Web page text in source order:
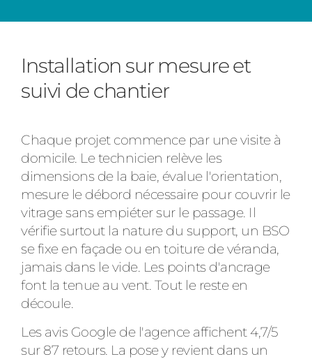
Installation sur mesure et
suivi de chantier
Chaque projet commence par une visite à
domicile. Le technicien relève les
dimensions de la baie, évalue l'orientation,
mesure le débord nécessaire pour couvrir le
vitrage sans empiéter sur le passage. Il
vérifie surtout la nature du support, un BSO
se fixe en façade ou en toiture de véranda,
jamais dans le vide. Les points d'ancrage
font la tenue au vent. Tout le reste en
découle.
Les avis Google de l'agence affichent 4,7/5
sur 87 retours. La pose y revient dans un